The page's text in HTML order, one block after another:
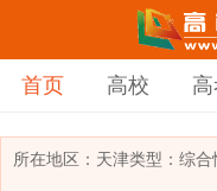
首页 高校
所在地区： 天津类型： 综合